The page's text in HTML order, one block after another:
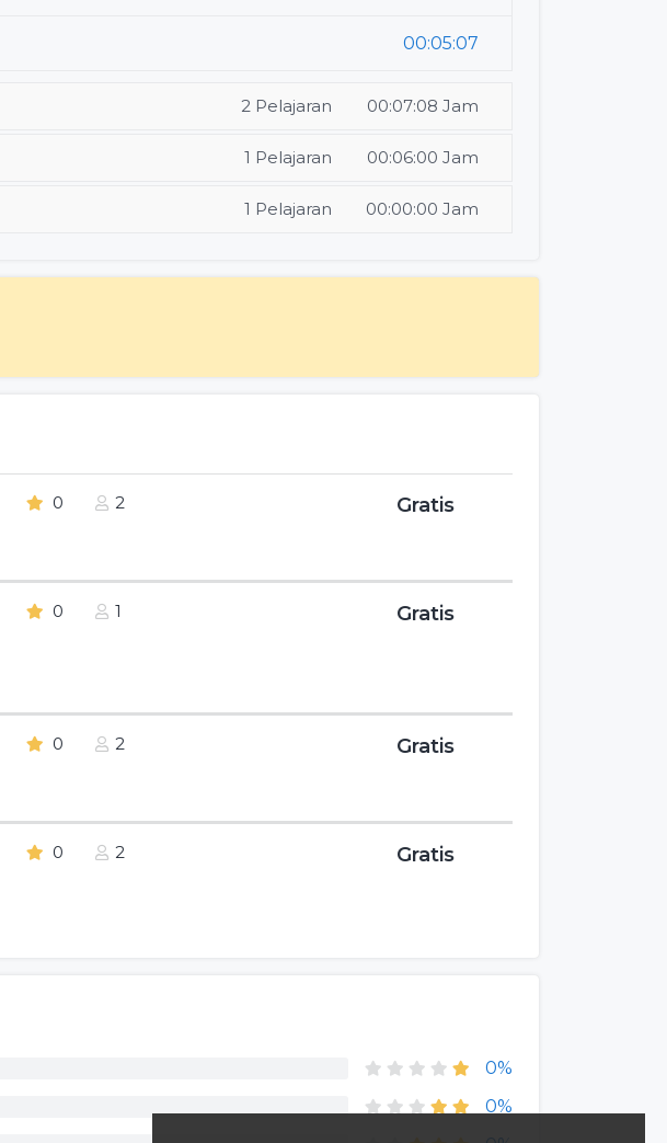
00:05:07
2 Pelajaran 00:07:08 Jam
1 Pelajaran 00:06:00 Jam
1 Pelajaran 00:00:00 Jam
0 2 Gratis
0 1 Gratis
0 2 Gratis
0 2 Gratis
0%
0%